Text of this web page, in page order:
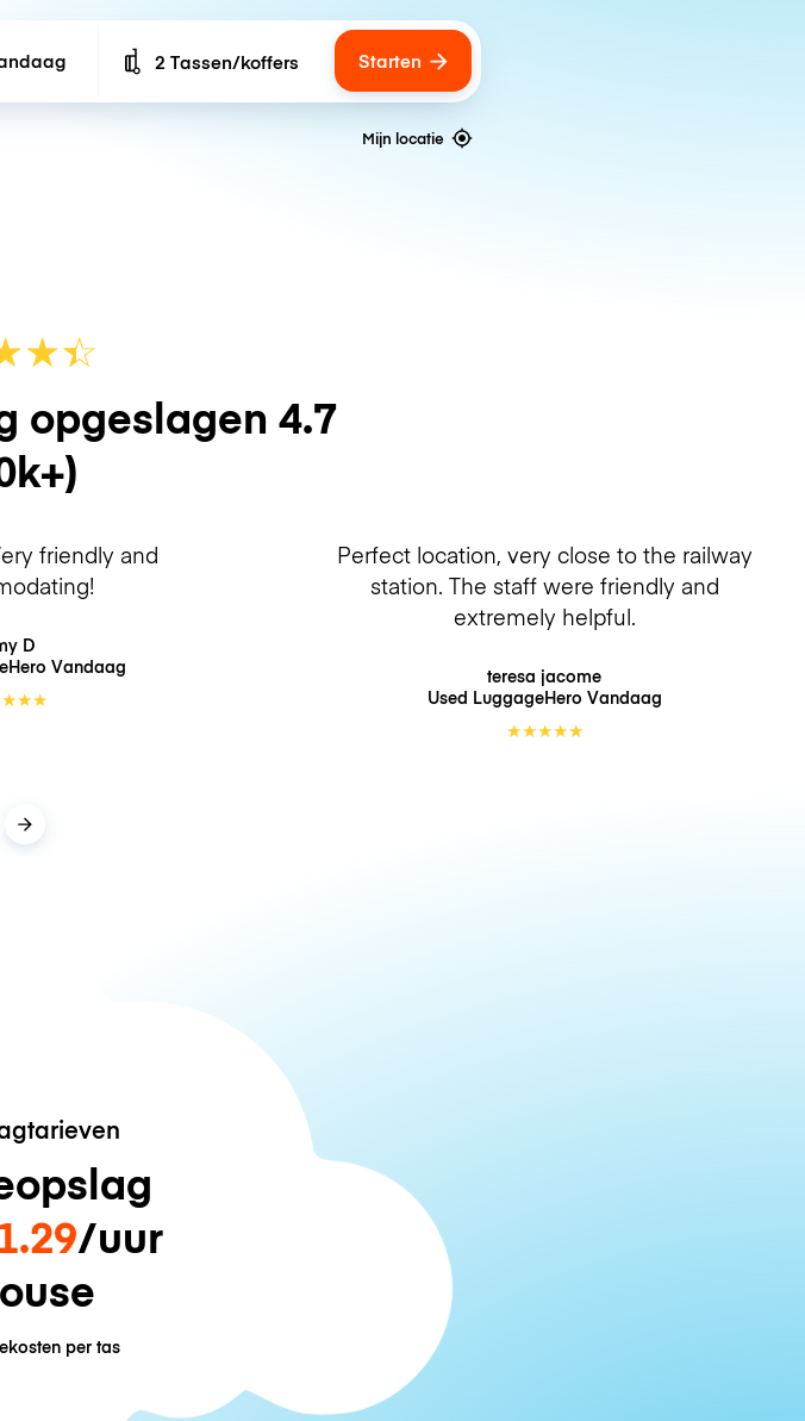
Number of bags
2 Tassen/koffers Starten
Mijn locatie
★☆
★
opgeslagen 4.7
friendly and
D
Vandaag
★★★
Perfect location, very close to the railway
station. The staff were friendly and
extremely helpful.
teresa jacome
Used LuggageHero Vandaag
★★★★★
/uur
per tas